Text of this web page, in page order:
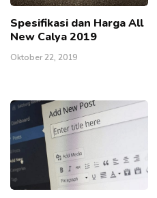
Spesifikasi dan Harga All
New Calya 2019
Oktober 22, 2019